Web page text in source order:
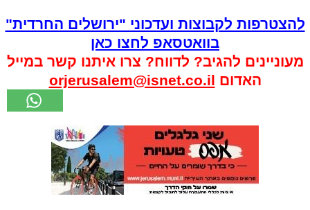
להצטרפות לקבוצות ועדכוני "ירושלים החרדית"
בוואטסאפ לחצו כאן
מעוניינים להגיב? לדווח? צרו איתנו קשר במייל
האדום orjerusalem@isnet.co.il